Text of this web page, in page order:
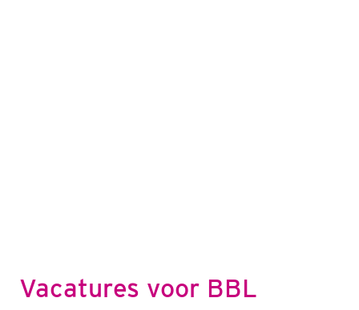
Vacatures voor BBL